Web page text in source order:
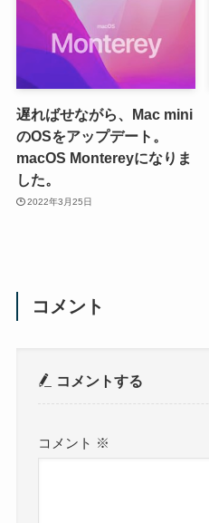
遅ればせながら、Mac mini
のOSをアップデート。
macOS Montereyになりま
した。
2022年3月25日
コメント
コメントする
コメント ※